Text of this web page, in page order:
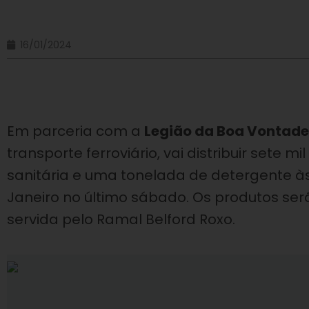
16/01/2024
Em parceria com a Legião da Boa Vontade
transporte ferroviário, vai distribuir sete
sanitária e uma tonelada de detergente
Janeiro no último sábado. Os produtos
servida pelo Ramal Belford Roxo.